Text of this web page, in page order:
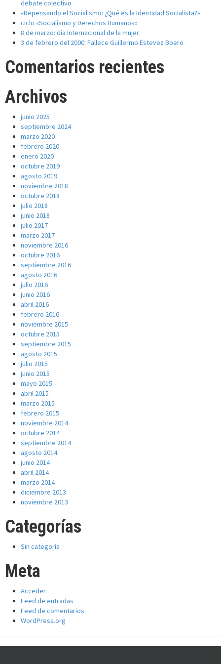
debate colectivo
«Repensando el Socialismo: ¿Qué es la Identidad Socialista?»
ciclo «Socialismo y Derechos Humanos»
8 de marzo: día internacional de la mujer
3 de febrero del 2000: Fallece Guillermo Estevez Boero
Comentarios recientes
Archivos
junio 2025
septiembre 2024
marzo 2020
febrero 2020
enero 2020
octubre 2019
agosto 2019
noviembre 2018
octubre 2018
julio 2018
junio 2018
julio 2017
marzo 2017
noviembre 2016
octubre 2016
septiembre 2016
agosto 2016
julio 2016
junio 2016
abril 2016
febrero 2016
noviembre 2015
octubre 2015
septiembre 2015
agosto 2015
julio 2015
junio 2015
mayo 2015
abril 2015
marzo 2015
febrero 2015
noviembre 2014
octubre 2014
septiembre 2014
agosto 2014
junio 2014
abril 2014
marzo 2014
diciembre 2013
noviembre 2013
Categorías
Sin categoría
Meta
Acceder
Feed de entradas
Feed de comentarios
WordPress.org